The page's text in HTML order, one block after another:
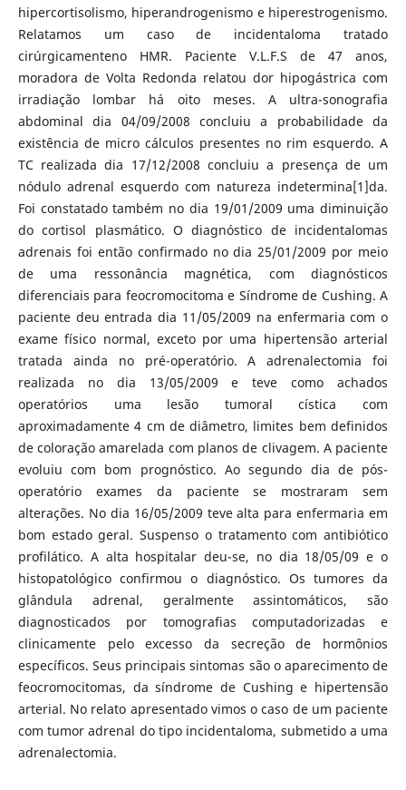
hipercortisolismo, hiperandrogenismo e hiperestrogenismo.
Relatamos um caso de incidentaloma tratado
cirúrgicamenteno HMR. Paciente V.L.F.S de 47 anos,
moradora de Volta Redonda relatou dor hipogástrica com
irradiação lombar há oito meses. A ultra-sonografia
abdominal dia 04/09/2008 concluiu a probabilidade da
existência de micro cálculos presentes no rim esquerdo. A
TC realizada dia 17/12/2008 concluiu a presença de um
nódulo adrenal esquerdo com natureza indetermina[1]da.
Foi constatado também no dia 19/01/2009 uma diminuição
do cortisol plasmático. O diagnóstico de incidentalomas
adrenais foi então confirmado no dia 25/01/2009 por meio
de uma ressonância magnética, com diagnósticos
diferenciais para feocromocitoma e Síndrome de Cushing. A
paciente deu entrada dia 11/05/2009 na enfermaria com o
exame físico normal, exceto por uma hipertensão arterial
tratada ainda no pré-operatório. A adrenalectomia foi
realizada no dia 13/05/2009 e teve como achados
operatórios uma lesão tumoral cística com
aproximadamente 4 cm de diâmetro, limites bem definidos
de coloração amarelada com planos de clivagem. A paciente
evoluiu com bom prognóstico. Ao segundo dia de pós-
operatório exames da paciente se mostraram sem
alterações. No dia 16/05/2009 teve alta para enfermaria em
bom estado geral. Suspenso o tratamento com antibiótico
profilático. A alta hospitalar deu-se, no dia 18/05/09 e o
histopatológico confirmou o diagnóstico. Os tumores da
glândula adrenal, geralmente assintomáticos, são
diagnosticados por tomografias computadorizadas e
clinicamente pelo excesso da secreção de hormônios
específicos. Seus principais sintomas são o aparecimento de
feocromocitomas, da síndrome de Cushing e hipertensão
arterial. No relato apresentado vimos o caso de um paciente
com tumor adrenal do tipo incidentaloma, submetido a uma
adrenalectomia.